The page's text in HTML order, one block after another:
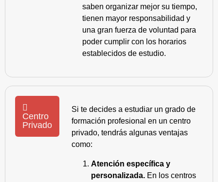
saben organizar mejor su tiempo,
tienen mayor responsabilidad y
una gran fuerza de voluntad para
poder cumplir con los horarios
establecidos de estudio.
Centro
Privado
Si te decides a estudiar un grado de
formación profesional en un centro
privado, tendrás algunas ventajas
como:
Atención específica y
personalizada. En los centros